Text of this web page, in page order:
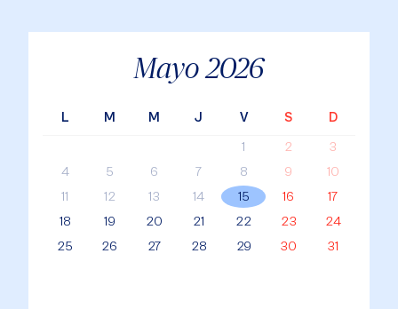
Mayo 2026
L M M J V S
D
1
2
3
4
5 6 7 8 9
10
11
12 13 14 15 16
17
18
19 20 21 22 23
24
25
26 27 28 29 30 31